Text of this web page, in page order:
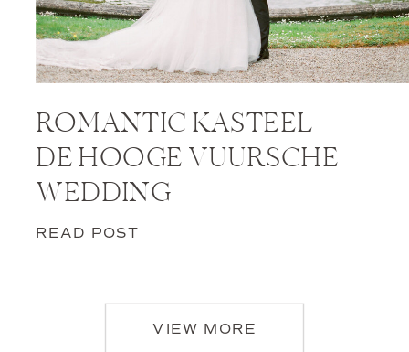
ROMANTIC KASTEEL
DE HOOGE VUURSCHE
WEDDING
READ POST
VIEW MORE